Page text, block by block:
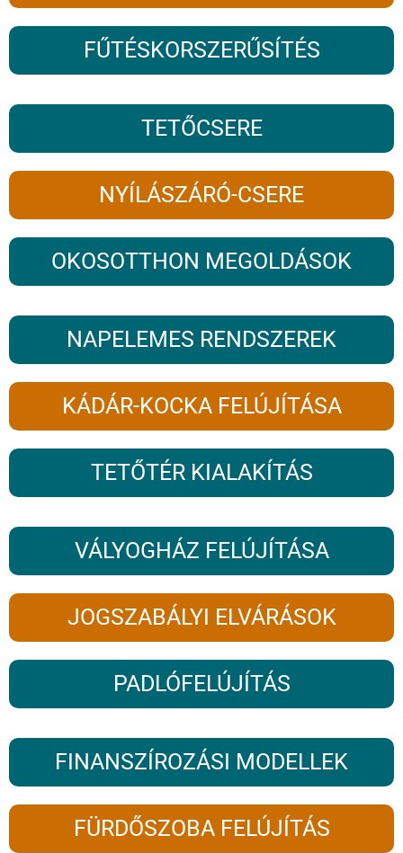
FŰTÉSKORSZERŰSÍTÉS
TETŐCSERE
NYÍLÁSZÁRÓ-CSERE
OKOSOTTHON MEGOLDÁSOK
NAPELEMES RENDSZEREK
KÁDÁR-KOCKA FELÚJÍTÁSA
TETŐTÉR KIALAKÍTÁS
VÁLYOGHÁZ FELÚJÍTÁSA
JOGSZABÁLYI ELVÁRÁSOK
PADLÓFELÚJÍTÁS
FINANSZÍROZÁSI MODELLEK
FÜRDŐSZOBA FELÚJÍTÁS